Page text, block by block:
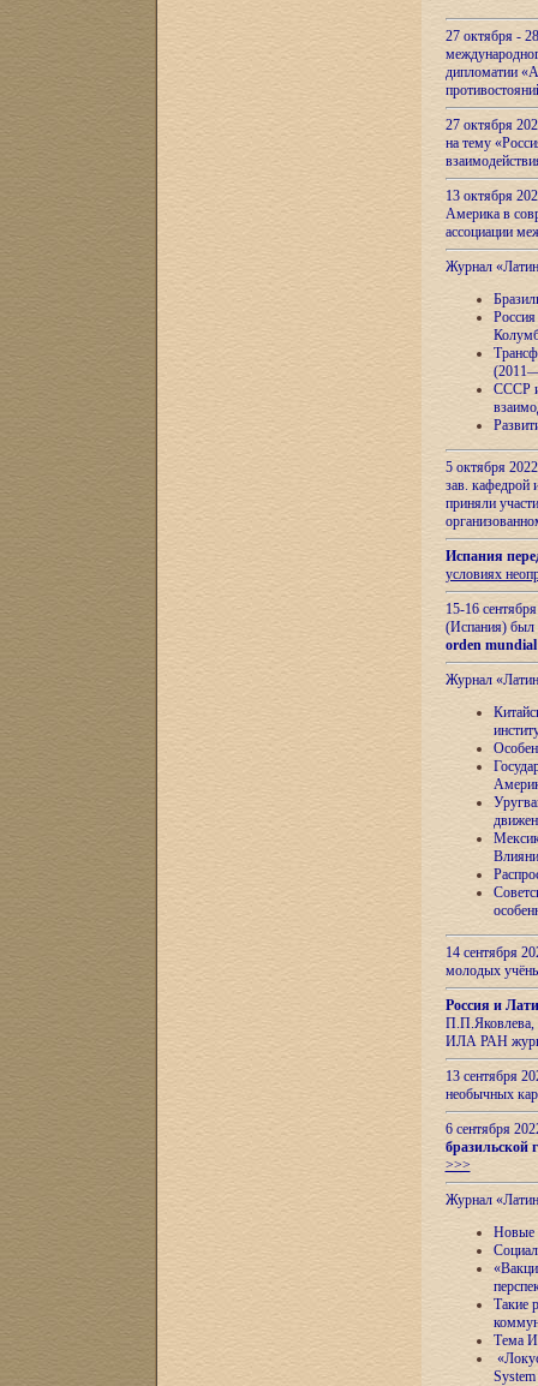
27 октября -
дипломатии
27 октября
на тему
13 октября
Америка в
ассоциации
Журнал
СССР и
5 октября
зав.
приняли
Испания
условиях
15-16
(Испания) был
orden
Журнал
14 сентября
молодых
Россия и
П.П.Яковлева,
ИЛА РАН
13 сентября
необычных
6 сентября
бразильской
>>>
Журнал
Новые
Такие
Тема